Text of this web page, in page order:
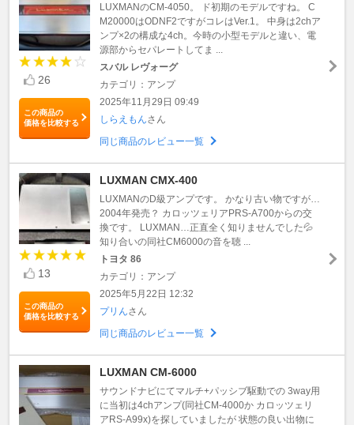
26
この商品の
価格を比較する
LUXMANのCM-4050。 ド初期のモデルですね。 C
M20000はODNF2ですがコレはVer.1。 中身は2chア
ンプ×2の構成な4ch。今時の小型モデルと違い、電
源部からセパレートしてま ...
スバル レヴォーグ
カテゴリ：アンプ
2025年11月29日 09:49
しらえもんさん
同じ商品のレビュー一覧
13
この商品の
価格を比較する
LUXMAN CMX-400
LUXMANのD級アンプです。 かなり古い物ですが…
2004年発売？ カロッツェリアPRS-A700からの交
換です。 LUXMAN…正直全く知りませんでした💦
知り合いの同社CM6000の音を聴 ...
トヨタ 86
カテゴリ：アンプ
2025年5月22日 12:32
プリんさん
同じ商品のレビュー一覧
LUXMAN CM-6000
サウンドナビにてマルチ+パッシブ駆動での 3way用
に当初は4chアンプ(同社CM-4000か カロッツェリ
アRS-A99x)を探していましたが 状態の良い出物に